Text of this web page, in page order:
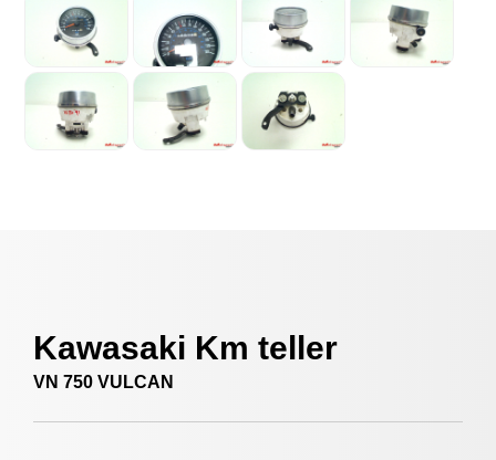
Kawasaki Km teller
VN 750 VULCAN